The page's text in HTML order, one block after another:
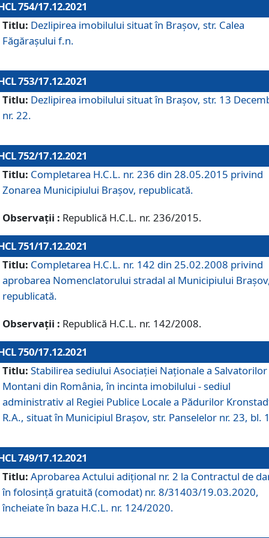
754/17.12.2021
Titlu: Dezlipirea imobilului situat în Brașov, str. Calea
Făgărașului f.n.
753/17.12.2021
Titlu: Dezlipirea imobilului situat în Brașov, str. 13
nr. 22.
752/17.12.2021
Titlu: Completarea H.C.L. nr. 236 din 28.05.2015 privind
Zonarea Municipiului Braşov, republicată.
Observații : Republică H.C.L. nr. 236/2015.
751/17.12.2021
Titlu: Completarea H.C.L. nr. 142 din 25.02.2008 privind
aprobarea Nomenclatorului stradal al Municipiului
republicată.
Observații : Republică H.C.L. nr. 142/2008.
750/17.12.2021
Titlu: Stabilirea sediului Asociației Naționale a Salvatorilor
Montani din România, în incinta imobilului - sediul
administrativ al Regiei Publice Locale a Pădurilor
R.A., situat în Municipiul Braşov, str. Panselelor nr. 23, bl.
749/17.12.2021
Titlu: Aprobarea Actului adițional nr. 2 la Contractul de
în folosință gratuită (comodat) nr. 8/31403/19.03.2020,
încheiate în baza H.C.L. nr. 124/2020.